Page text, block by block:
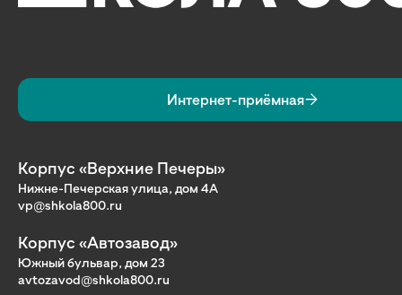
Интернет-приёмная
Корпус «Верхние Печеры»
Нижне-Печерская улица, дом 4А
vp@shkola800.ru
Корпус «Автозавод»
Южный бульвар, дом 23
avtozavod@shkola800.ru